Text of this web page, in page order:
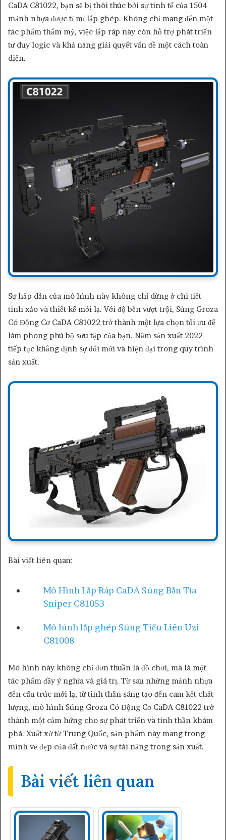
CaDA C81022, bạn sẽ bị thôi thúc bởi sự tinh tế của 1504
mảnh nhựa được tỉ mỉ lắp ghép. Không chỉ mang đến một
tác phẩm thẩm mỹ, việc lắp ráp này còn hỗ trợ phát triển
tư duy logic và khả năng giải quyết vấn đề một cách toàn
diện.
Sự hấp dẫn của mô hình này không chỉ dừng ở chi tiết
tinh xảo và thiết kế mới lạ. Với độ bền vượt trội, Súng Groza
Có Động Cơ CaDA C81022 trở thành một lựa chọn tối ưu để
làm phong phú bộ sưu tập của bạn. Năm sản xuất 2022
tiếp tục khẳng định sự đổi mới và hiện đại trong quy trình
sản xuất.
Bài viết liên quan:
Mô Hình Lắp Ráp CaDA Súng Bắn Tỉa
Sniper C81053
Mô hình lắp ghép Súng Tiểu Liên Uzi
C81008
Mô hình này không chỉ đơn thuần là đồ chơi, mà là một
tác phẩm đầy ý nghĩa và giá trị. Từ sau những mảnh nhựa
đến cấu trúc mới lạ, từ tinh thần sáng tạo đến cam kết chất
lượng, mô hình Súng Groza Có Động Cơ CaDA C81022 trở
thành một cảm hứng cho sự phát triển và tinh thần khám
phá. Xuất xứ từ Trung Quốc, sản phẩm này mang trong
mình vẻ đẹp của đất nước và sự tài năng trong sản xuất.
Bài viết liên quan